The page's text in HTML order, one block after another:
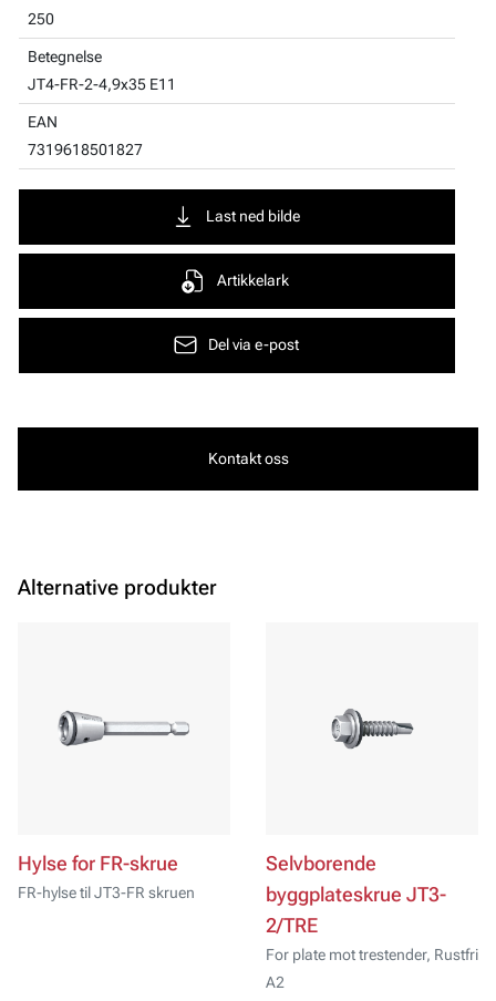
250
Betegnelse
JT4-FR-2-4,9x35 E11
EAN
7319618501827
Last ned bilde
Artikkelark
Del via e-post
Kontakt oss
Alternative produkter
Hylse for FR-skrue
FR-hylse til JT3-FR skruen
Selvborende
byggplateskrue JT3-
2/TRE
For plate mot trestender, Rustfri
A2